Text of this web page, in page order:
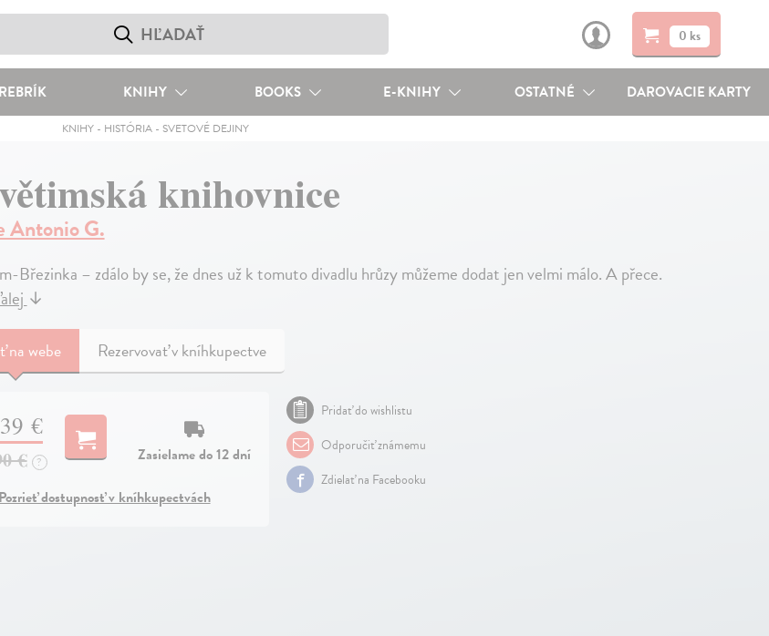
0 ks
REBRÍK KNIHY BOOKS E-KNIHY OSTATNÉ DAROVACIE KARTY
KNIHY - HISTÓRIA - SVETOVÉ DEJINY
knihovnice
Antonio G.
Březinka – zdálo by se, že dnes už k tomuto divadlu hrůzy můžeme dodat jen velmi málo. A přece.
↓
na webe Rezervovať v kníhkupectve
€
€ ?
Zasielame do 12 dní
dostupnosť v kníhkupectvách
Pridať do wishlistu
Odporučiť známemu
Zdielať na Facebooku